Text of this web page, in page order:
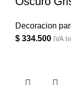
Decoracion
$ 334.500 IVA